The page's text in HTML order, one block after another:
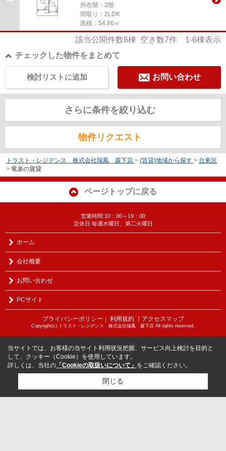
所在階：2階
間取り：2LDK
面積：54.86㎡
該当公開件数6棟 空き数7件 1-6棟表示
チェックした物件をまとめて
お問い合わせ
検討リストに追加
さらに条件を絞り込む
物件リクエスト
トラスト・レジデンス 株式会社瑞鳳 森下店 > (賃貸)地域から探す > 台東区
> 竜泉の賃貸
ページトップに戻る
営業時間:10：00～19：00
定休日:毎週水曜日、第二火曜日
ホーム
会社概要
お問い合わせ
PCサイト
プライバシーポリシー ｜ 利用規約 ｜アクセスマップ
Copyright(c) トラスト・レジデンス 株式会社瑞鳳 森下店 All rights reserved.
当サイトでは、お客様の当サイト利用状況把握、サービス向上検討を目的と
して、クッキー（Cookie）を使用しています。
詳しくは、当社の 「Cookieの取扱いについて」 をご確認ください。
閉じる